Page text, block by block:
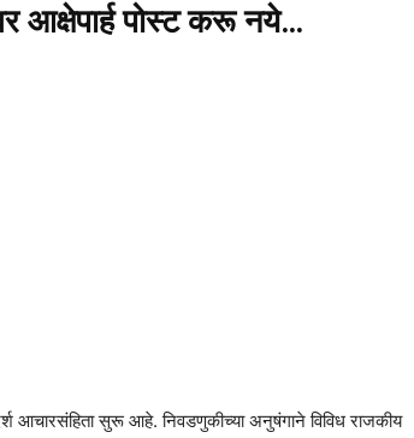
आक्षेपार्ह पोस्ट करू नये…
आचारसंहिता सुरू आहे. निवडणुकीच्या अनुषंगाने विविध राजकीय